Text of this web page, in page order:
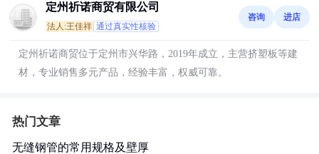
定州祈诺商贸有限公司
法人:王佳祥 通过真实性核验
咨询 进店
定州祈诺商贸位于定州市兴华路，2019年成立，主营挤塑板等建
材，专业销售多元产品，经验丰富，权威可靠。
热门文章
无缝钢管的常用规格及壁厚